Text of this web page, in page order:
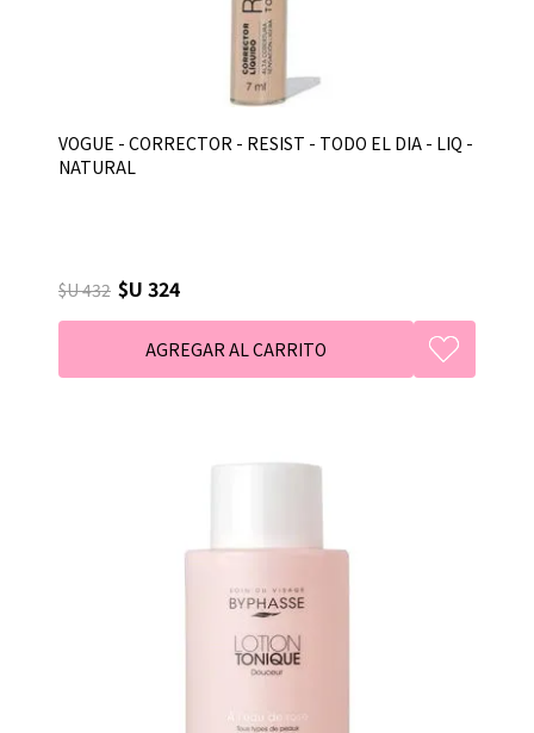
VOGUE - CORRECTOR - RESIST - TODO EL DIA - LIQ -
NATURAL
$U 432 $U 324